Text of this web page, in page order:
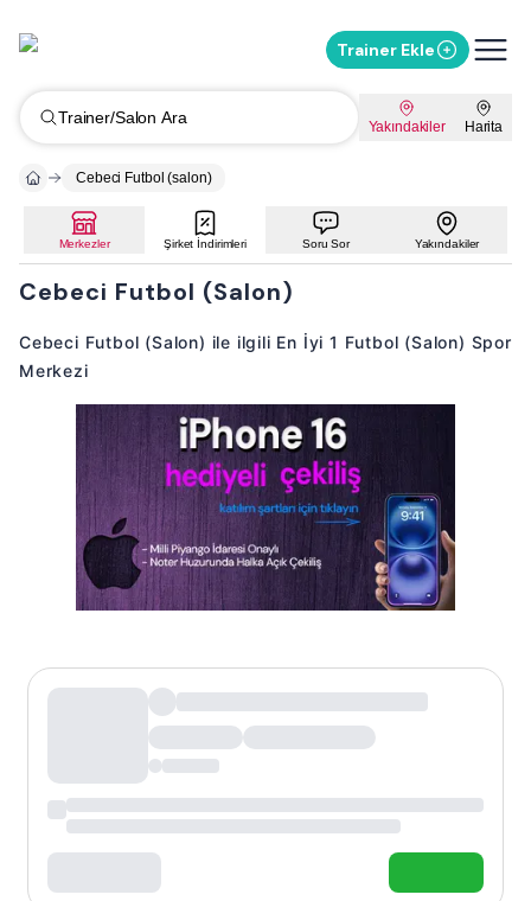
Trainer Ekle
Trainer/Salon Ara Yakındakiler Harita
Cebeci Futbol (salon)
Merkezler Şirket İndirimleri Soru Sor Yakındakiler
Cebeci Futbol (Salon)
Cebeci Futbol (Salon) ile ilgili En İyi 1 Futbol (Salon) Spor
Merkezi